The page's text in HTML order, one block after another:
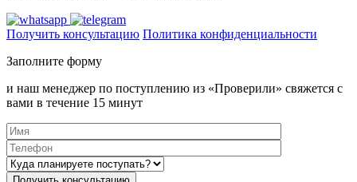
Получить консультацию Политика конфиденциальности
Заполните форму
и наш менеджер по поступлению из «Проверили» свяжется с
вами в течение 15 минут